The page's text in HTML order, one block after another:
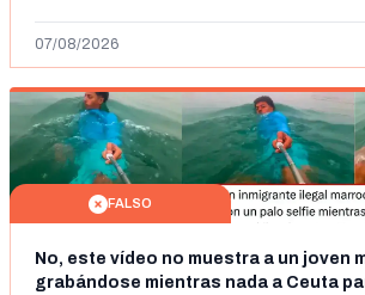
07/08/2026
FALSO
No, este vídeo no muestra a un joven
grabándose mientras nada a Ceuta